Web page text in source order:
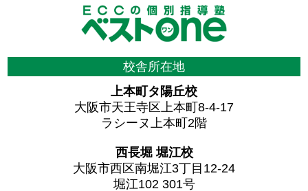
校舎所在地
上本町タ陽丘校
大阪市天王寺区上本町8-4-17
ラシーヌ上本町2階
西長堀 堀江校
大阪市西区南堀江3丁目12-24
堀江102 301号